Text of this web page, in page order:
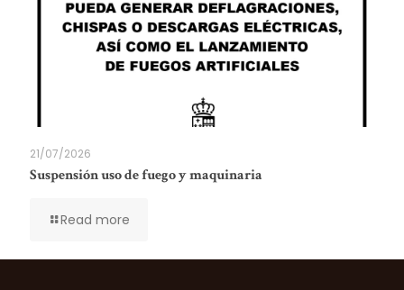
21/07/2026
Suspensión uso de fuego y maquinaria
Read more